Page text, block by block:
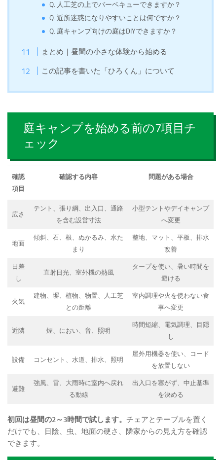
Q. 人工芝の上でバーベキューできますか？
Q. 近所迷惑になりやすいことは何ですか？
Q. 庭キャンプ向けの庭はDIYできますか？
まとめ｜昼間の小さな体験から始める
この記事を書いた「ひろくん」について
庭キャンプを始める前の7項目チ
ェック
確認
項目
確認する内容 問題がある場合
広さ
テント、張り綱、出入口、通路
を含む設営寸法
小型テントやデイキャンプ
へ変更
地面
傾斜、石、根、ぬかるみ、水た
まり
整地、マット、平板、排水
改善
日差
し
直射日光、室外機の熱風
タープを使い、暑い時間を
避ける
火気
建物、塀、植物、物置、人工芝
との距離
室内調理や火を使わない食
事へ変更
近隣 煙、におい、音、照明
時間短縮、電気調理、目隠
し
設備 コンセント、水道、排水、照明
屋外用機器を使い、コード
を放置しない
避難
強風、雷、大雨時に室内へ戻れ
る動線
出入口を塞がず、中止基準
を決める
初回は昼間の2～3時間で試します。 チェアとテーブルを置く
だけでも、日陰、虫、地面の硬さ、隣家からの見え方を確認
できます。